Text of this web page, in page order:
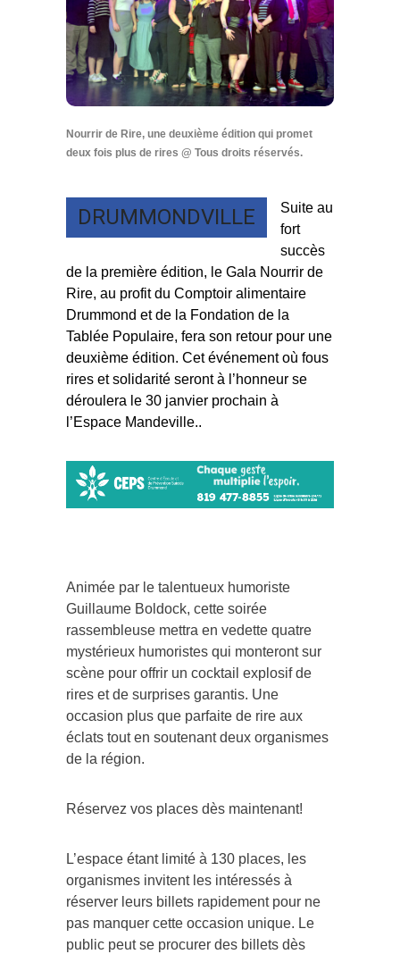
Nourrir de Rire, une deuxième édition qui promet
deux fois plus de rires @ Tous droits réservés.
DRUMMONDVILLE
Suite au
fort
succès
de la première édition, le Gala Nourrir de
Rire, au profit du Comptoir alimentaire
Drummond et de la Fondation de la
Tablée Populaire, fera son retour pour une
deuxième édition. Cet événement où fous
rires et solidarité seront à l’honneur se
déroulera le 30 janvier prochain à
l’Espace Mandeville..
Animée par le talentueux humoriste
Guillaume Boldock, cette soirée
rassembleuse mettra en vedette quatre
mystérieux humoristes qui monteront sur
scène pour offrir un cocktail explosif de
rires et de surprises garantis. Une
occasion plus que parfaite de rire aux
éclats tout en soutenant deux organismes
de la région.
Réservez vos places dès maintenant!
L’espace étant limité à 130 places, les
organismes invitent les intéressés à
réserver leurs billets rapidement pour ne
pas manquer cette occasion unique. Le
public peut se procurer des billets dès